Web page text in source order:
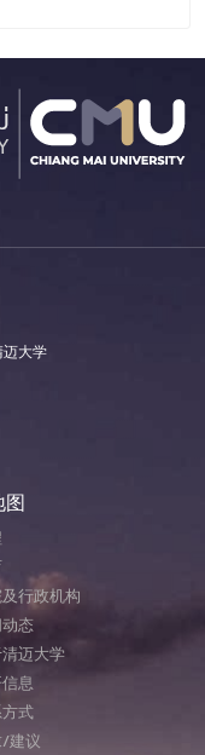
大学
图
行政机构
态
迈大学
息
式
建议